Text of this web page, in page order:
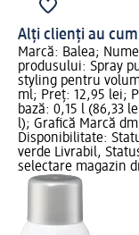
Alți clienți au
Marcă: Balea;
produsului: Spray
styling pentru
ml; Preț: 12,95 lei;
bază: 0,15 l (86,33
l); Grafică Marcă
Disponibilitate:
verde Livrabil,
selectare magazin